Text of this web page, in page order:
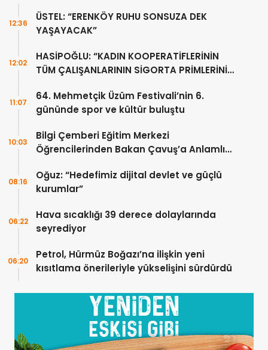
ÜSTEL: “ERENKÖY RUHU SONSUZA DEK
YAŞAYACAK”
12:36
HASİPOĞLU: “KADIN KOOPERATİFLERİNİN
TÜM ÇALIŞANLARININ SİGORTA PRİMLERİNİ
12:02
64. Mehmetçik Üzüm Festivali’nin 6.
gününde spor ve kültür buluştu
11:07
Bilgi Çemberi Eğitim Merkezi
Öğrencilerinden Bakan Çavuş’a Anlamlı
10:03
Oğuz: “Hedefimiz dijital devlet ve güçlü
kurumlar”
08:16
Hava sıcaklığı 39 derece dolaylarında
seyrediyor
06:22
Petrol, Hürmüz Boğazı’na ilişkin yeni
kısıtlama önerileriyle yükselişini sürdürdü
06:20